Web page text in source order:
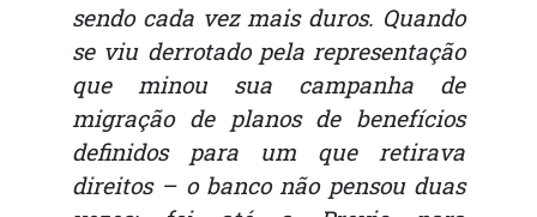
sendo cada vez mais duros. Quando
se viu derrotado pela representação
que minou sua campanha de
migração de planos de benefícios
definidos para um que retirava
direitos – o banco não pensou duas